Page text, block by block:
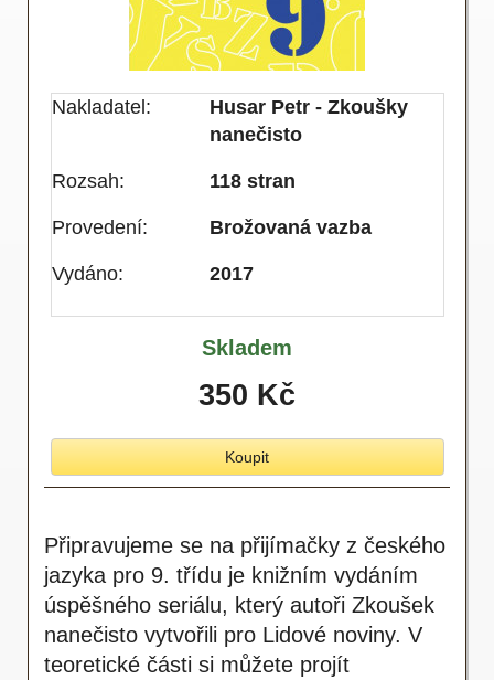
Nakladatel:
Husar Petr - Zkoušky
nanečisto
Rozsah: 118 stran
Provedení: Brožovaná vazba
Vydáno: 2017
Skladem
350 Kč
Koupit
Připravujeme se na přijímačky z českého
jazyka pro 9. třídu je knižním vydáním
úspěšného seriálu, který autoři Zkoušek
nanečisto vytvořili pro Lidové noviny. V
teoretické části si můžete projít